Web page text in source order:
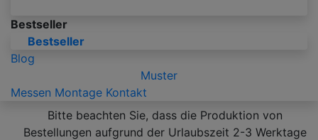
Bestseller
Bestseller
Blog
Muster
Messen Montage Kontakt
Bitte beachten Sie, dass die Produktion von
Bestellungen aufgrund der Urlaubszeit 2-3 Werktage